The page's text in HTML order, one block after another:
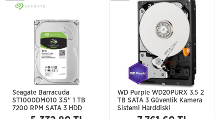
Seagate Barracuda
ST1000DM010 3.5" 1 TB
7200 RPM SATA 3 HDD
WD Purple WD20PURX 3.5 2
TB SATA 3 Güvenlik Kamera
Sistemi Harddiski